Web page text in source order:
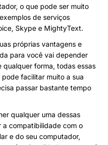
o que pode ser muito
de serviços
Skype e MightyText.
próprias vantagens e
para você vai depender
qualquer forma, todas essas
facilitar muito a sua
passar bastante tempo
qualquer uma dessas
a compatibilidade com o
e do seu computador,